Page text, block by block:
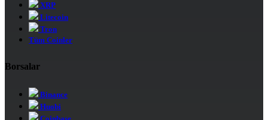
XRP
Litecoin
Tron
Tüm Coinler
Borsalar
Binance
Huobi